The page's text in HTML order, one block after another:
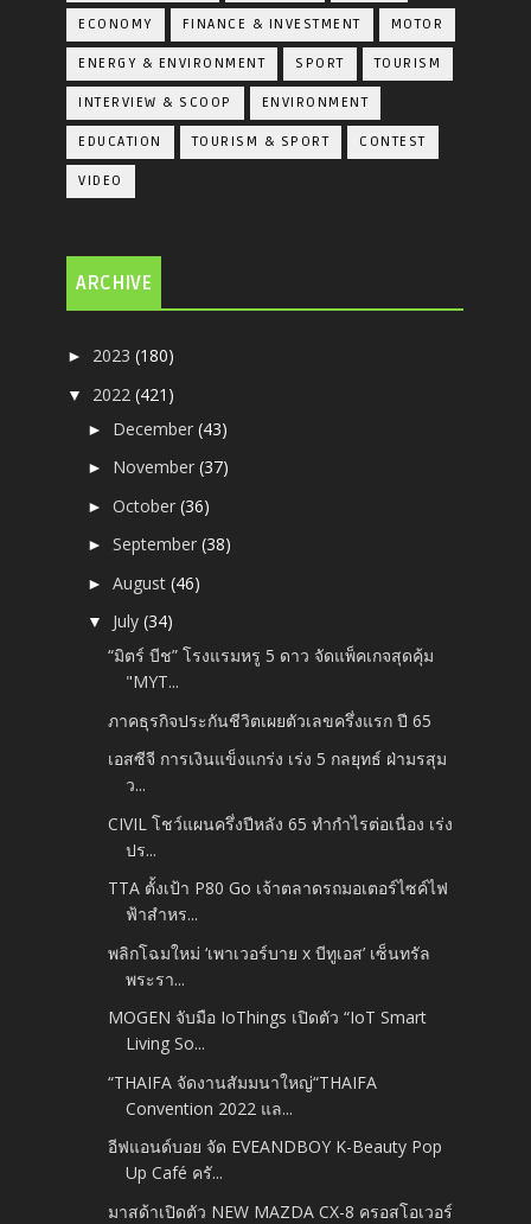
ECONOMY FINANCE & INVESTMENT MOTOR
ENERGY & ENVIRONMENT SPORT TOURISM
INTERVIEW & SCOOP ENVIRONMENT
EDUCATION TOURISM & SPORT CONTEST
VIDEO
ARCHIVE
► 2023(180)
▼ 2022(421)
► December(43)
► November(37)
►October(36)
►September(38)
►August(46)
▼ July(34)
“มิตร์ บีช” โรงแรมหรู 5 ดาว จัดแพ็คเกจสุดคุ้ม
"MYT...
ภาคธุรกิจประกันชีวิตเผยตัวเลขครึ่งแรก ปี 65
เอสซีจี การเงินแข็งแกร่ง เร่ง 5 กลยุทธ์ ฝ่ามรสุม
ว...
CIVIL โชว์แผนครึ่งปีหลัง 65 ทำกำไรต่อเนื่อง เร่ง
ปร...
TTA ตั้งเป้า P80 Go เจ้าตลาดรถมอเตอร์ไซค์ไฟ
ฟ้าสำหร...
พลิกโฉมใหม่ ‘เพาเวอร์บาย x บีทูเอส’ เซ็นทรัล
พระรา...
MOGEN จับมือ IoThings เปิดตัว “IoT Smart
Living So...
“THAIFA จัดงานสัมมนาใหญ่“THAIFA
Convention 2022 แล...
อีฟแอนด์บอย จัด EVEANDBOY K-Beauty Pop
Up Café ครั...
มาสด้าเปิดตัว NEW MAZDA CX-8 ครอสโอเวอร์